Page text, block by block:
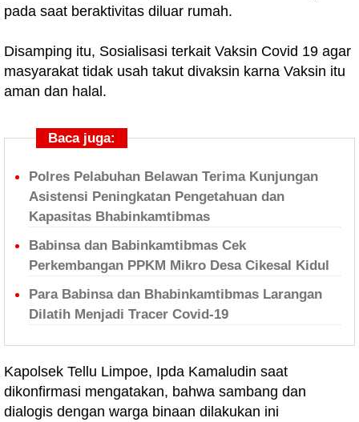
pada saat beraktivitas diluar rumah.
Disamping itu, Sosialisasi terkait Vaksin Covid 19 agar
masyarakat tidak usah takut divaksin karna Vaksin itu
aman dan halal.
Baca juga:
Polres Pelabuhan Belawan Terima Kunjungan
Asistensi Peningkatan Pengetahuan dan
Kapasitas Bhabinkamtibmas
Babinsa dan Babinkamtibmas Cek
Perkembangan PPKM Mikro Desa Cikesal Kidul
Para Babinsa dan Bhabinkamtibmas Larangan
Dilatih Menjadi Tracer Covid-19
Kapolsek Tellu Limpoe, Ipda Kamaludin saat
dikonfirmasi mengatakan, bahwa sambang dan
dialogis dengan warga binaan dilakukan ini